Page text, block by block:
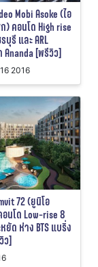
Mobi Asoke (ไอ
) คอนโด High rise
บุรี และ ARL
Ananda [พรีวิว]
2016
72 (ยูนิโอ
นโด Low-rise 8
ยัด ห่าง BTS แบริ่ง
ว]